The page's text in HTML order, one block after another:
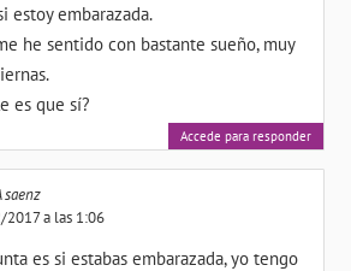
estoy embarazada.
he sentido con bastante sueño, muy
es que sí?
Accede para responder
saenz
a las 1:06
es si estabas embarazada, yo tengo